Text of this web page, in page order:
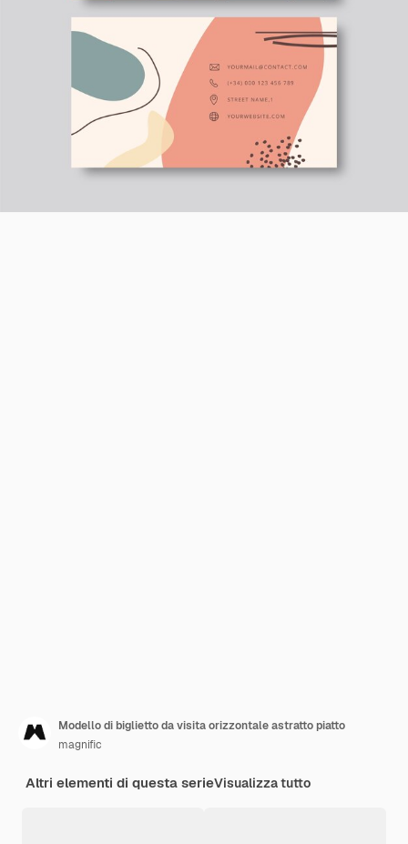
Modello di biglietto da visita orizzontale astratto piatto
magnific
Altri elementi di questa serieVisualizza tutto